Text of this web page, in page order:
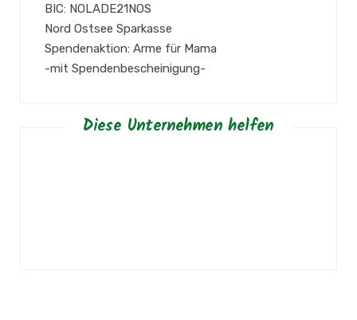
BIC: NOLADE21NOS
Nord Ostsee Sparkasse
Spendenaktion: Arme für Mama
-mit Spendenbescheinigung-
Diese Unternehmen helfen